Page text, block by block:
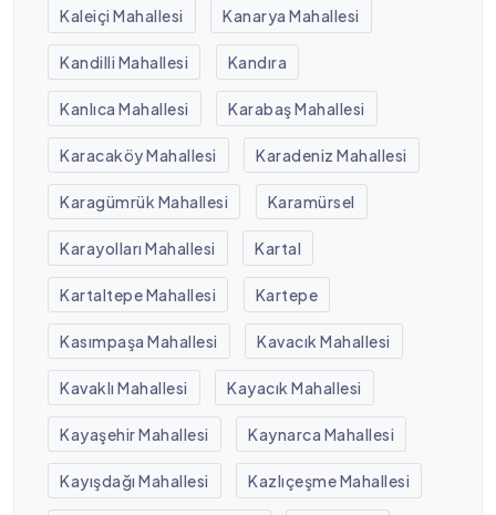
Kaleiçi Mahallesi Kanarya Mahallesi
Kandilli Mahallesi Kandıra
Kanlıca Mahallesi Karabaş Mahallesi
Karacaköy Mahallesi Karadeniz Mahallesi
Karagümrük Mahallesi Karamürsel
Karayolları Mahallesi Kartal
Kartaltepe Mahallesi Kartepe
Kasımpaşa Mahallesi Kavacık Mahallesi
Kavaklı Mahallesi Kayacık Mahallesi
Kayaşehir Mahallesi Kaynarca Mahallesi
Kayışdağı Mahallesi Kazlıçeşme Mahallesi